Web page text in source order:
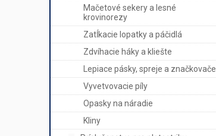
Mačetové sekery a lesné
krovinorezy
Zatĺkacie lopatky a páčidlá
Zdvíhacie háky a kliešte
Lepiace pásky, spreje a značkovače
Vyvetvovacie píly
Opasky na náradie
Kliny